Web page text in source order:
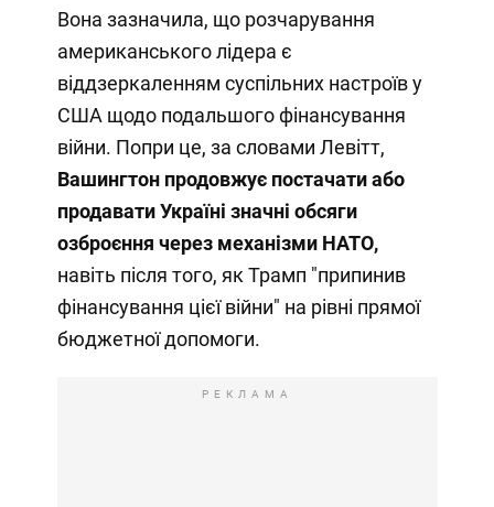
Вона зазначила, що розчарування
американського лідера є
віддзеркаленням суспільних настроїв у
США щодо подальшого фінансування
війни. Попри це, за словами Левітт,
Вашингтон продовжує постачати або
продавати Україні значні обсяги
озброєння через механізми НАТО,
навіть після того, як Трамп "припинив
фінансування цієї війни" на рівні прямої
бюджетної допомоги.
РЕКЛАМА